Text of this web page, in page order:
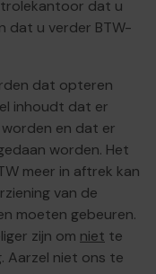
dat u
dat u verder BTW-
dat opteren
inhoudt dat er
en dat er
worden. Het
meer in aftrek kan
van de
moeten gebeuren.
zijn om niet te
Aarzel niet ons te